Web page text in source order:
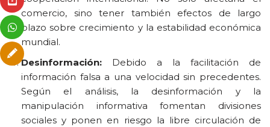
comercio, sino tener también efectos de largo
plazo sobre crecimiento y la estabilidad económica
mundial.
Desinformación: Debido a la facilitación de
información falsa a una velocidad sin precedentes.
Según el análisis, la desinformación y la
manipulación informativa fomentan divisiones
sociales y ponen en riesgo la libre circulación de